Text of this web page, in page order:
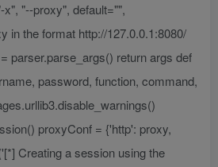
"--proxy", default="",
in the format http://127.0.0.1:8080/
parser.parse_args() return args def
password, function, command,
proxyConf = {'http': proxy,
Creating a session using the